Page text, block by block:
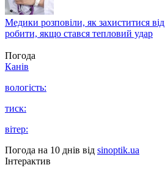
Медики розповіли, як захиститися
робити, якщо стався тепловий удар
Погода
Канів
вологість:
тиск:
вітер:
Погода на 10 днів від sinoptik.ua
Інтерактив